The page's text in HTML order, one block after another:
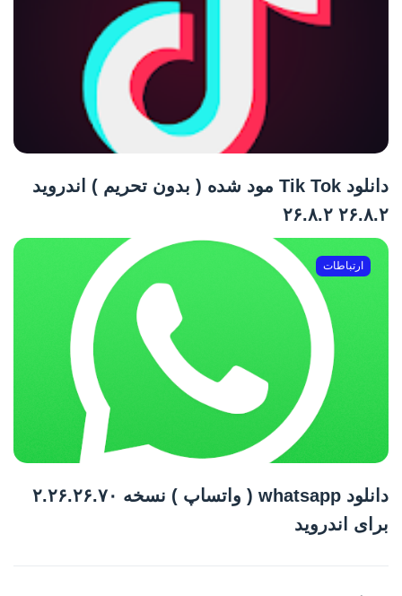
دانلود Tik Tok مود شده ( بدون تحریم ) اندروید
۲۶.۸.۲ ۲۶.۸.۲
ارتباطات
دانلود whatsapp ( واتساپ ) نسخه ۲.۲۶.۲۶.۷۰
برای اندروید